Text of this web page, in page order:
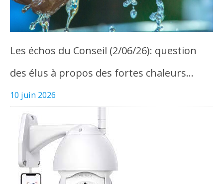
Les échos du Conseil (2/06/26): question
des élus à propos des fortes chaleurs…
10 juin 2026